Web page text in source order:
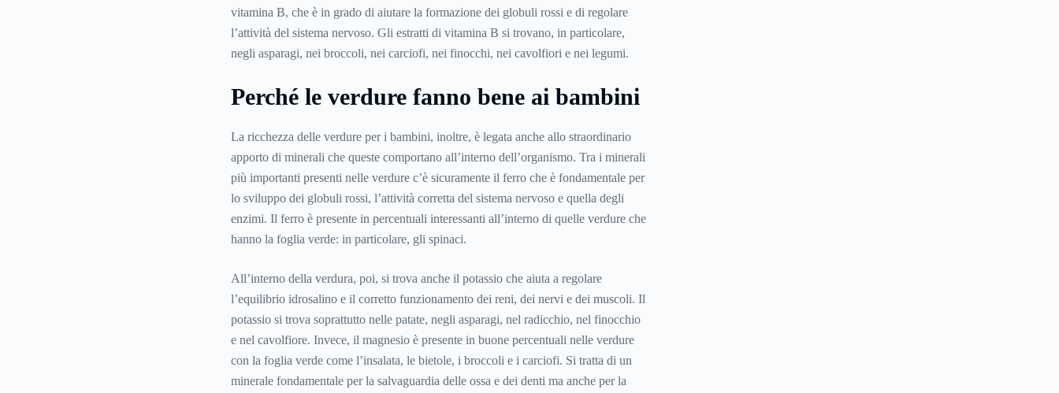
vitamina B, che è in grado di aiutare la formazione dei globuli rossi e di regolare
l’attività del sistema nervoso. Gli estratti di vitamina B si trovano, in particolare,
negli asparagi, nei broccoli, nei carciofi, nei finocchi, nei cavolfiori e nei legumi.
Perché le verdure fanno bene ai bambini
La ricchezza delle verdure per i bambini, inoltre, è legata anche allo straordinario
apporto di minerali che queste comportano all’interno dell’organismo. Tra i minerali
più importanti presenti nelle verdure c’è sicuramente il ferro che è fondamentale per
lo sviluppo dei globuli rossi, l’attività corretta del sistema nervoso e quella degli
enzimi. Il ferro è presente in percentuali interessanti all’interno di quelle verdure che
hanno la foglia verde: in particolare, gli spinaci.
All’interno della verdura, poi, si trova anche il potassio che aiuta a regolare
l’equilibrio idrosalino e il corretto funzionamento dei reni, dei nervi e dei muscoli. Il
potassio si trova soprattutto nelle patate, negli asparagi, nel radicchio, nel finocchio
e nel cavolfiore. Invece, il magnesio è presente in buone percentuali nelle verdure
con la foglia verde come l’insalata, le bietole, i broccoli e i carciofi. Si tratta di un
minerale fondamentale per la salvaguardia delle ossa e dei denti ma anche per la